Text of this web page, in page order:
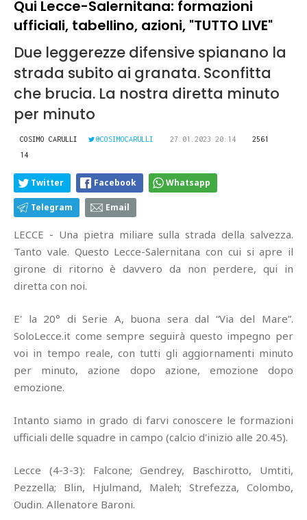
Qui Lecce-Salernitana: formazioni
ufficiali, tabellino, azioni, "TUTTO LIVE"
Due leggerezze difensive spianano la
strada subito ai granata. Sconfitta
che brucia. La nostra diretta minuto
per minuto
COSIMO CARULLI @COSIMOCARULLI 27.01.2023 20:14
2561
14
Twitter Facebook Whatsapp
Telegram Email
LECCE - Una pietra miliare sulla strada della salvezza.
Tanto vale. Questo Lecce-Salernitana con cui si apre il
girone di ritorno è davvero da non perdere, qui in
diretta con noi.
E' la 20° di Serie A, buona sera dal “Via del Mare”.
SoloLecce.it come sempre seguirà questo impegno per
voi in tempo reale, con tutti gli aggiornamenti minuto
per minuto, azione dopo azione, emozione dopo
emozione.
Intanto siamo in grado di farvi conoscere le formazioni
ufficiali delle squadre in campo (calcio d'inizio alle 20.45).
Lecce (4-3-3): Falcone; Gendrey, Baschirotto, Umtiti,
Pezzella; Blin, Hjulmand, Maleh; Strefezza, Colombo,
Oudin. Allenatore Baroni.